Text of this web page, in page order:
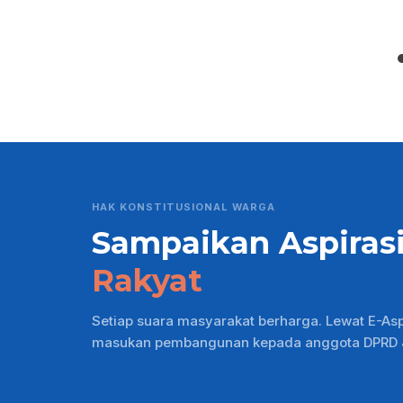
HAK KONSTITUSIONAL WARGA
Sampaikan
Rakyat
Setiap suara masyarakat berharga. Lewat E-
masukan pembangunan kepada anggota